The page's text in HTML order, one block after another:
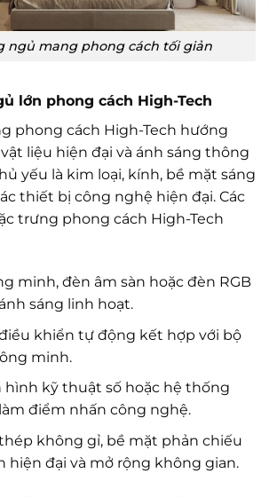
ngủ mang phong cách tối giản
lớn phong cách High-Tech
phong cách High-Tech hướng
liệu hiện đại và ánh sáng thông
yếu là kim loại, kính, bề mặt sáng
thiết bị công nghệ hiện đại. Các
trưng phong cách High-Tech
minh, đèn âm sàn hoặc đèn RGB
sáng linh hoạt.
khiển tự động kết hợp với bộ
minh.
hình kỹ thuật số hoặc hệ thống
điểm nhấn công nghệ.
không gỉ, bề mặt phản chiếu
hiện đại và mở rộng không gian.